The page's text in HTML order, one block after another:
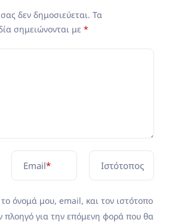
δεν δημοσιεύεται. Τα
σημειώνονται με *
Email* Ιστότοπος
όνομά μου, email, και τον ιστότοπο
πλοηγό για την επόμενη φορά που θα